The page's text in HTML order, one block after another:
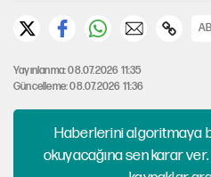
Yayınlanma: 08.07.2026 11:35
Güncelleme: 08.07.2026 11:36
Haberlerini algoritmaya
okuyacağına sen karar